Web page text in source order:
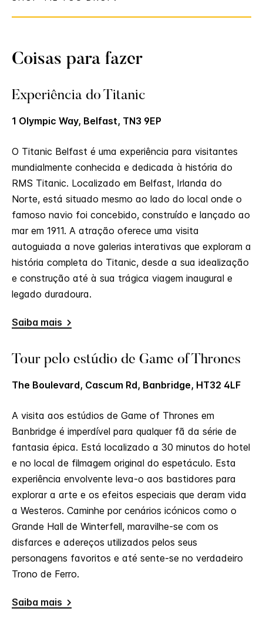
Coisas para fazer
Experiência do Titanic
1 Olympic Way, Belfast, TN3 9EP
O Titanic Belfast é uma experiência para visitantes
mundialmente conhecida e dedicada à história do
RMS Titanic. Localizado em Belfast, Irlanda do
Norte, está situado mesmo ao lado do local onde o
famoso navio foi concebido, construído e lançado ao
mar em 1911. A atração oferece uma visita
autoguiada a nove galerias interativas que exploram a
história completa do Titanic, desde a sua idealização
e construção até à sua trágica viagem inaugural e
legado duradoura.
Saiba mais
Tour pelo estúdio de Game of Thrones
The Boulevard, Cascum Rd, Banbridge, HT32 4LF
A visita aos estúdios de Game of Thrones em
Banbridge é imperdível para qualquer fã da série de
fantasia épica. Está localizado a 30 minutos do hotel
e no local de filmagem original do espetáculo. Esta
experiência envolvente leva-o aos bastidores para
explorar a arte e os efeitos especiais que deram vida
a Westeros. Caminhe por cenários icónicos como o
Grande Hall de Winterfell, maravilhe-se com os
disfarces e adereços utilizados pelos seus
personagens favoritos e até sente-se no verdadeiro
Trono de Ferro.
Saiba mais